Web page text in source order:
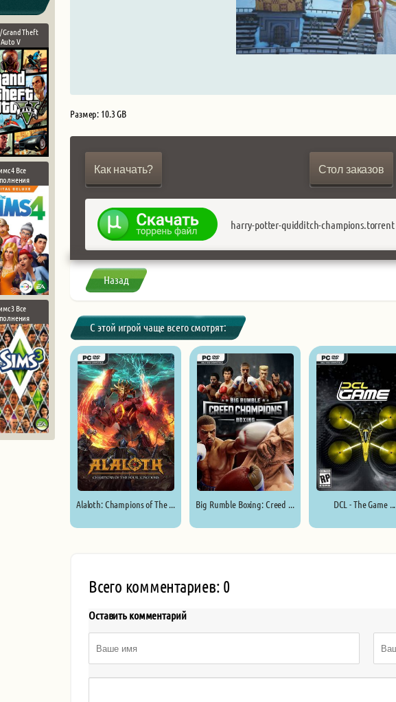
/ Grand Theft
Auto V
4 Все
3 Все
Размер: 10.3 GB
Как начать? Стол заказов
harry-potter-quidditch-champions.torrent
Назад
С этой игрой чаще всего смотрят:
Alaloth: Champions of The ... Big Rumble Boxing: Creed ... DCL - The Game ...
Всего комментариев: 0
Оставить комментарий